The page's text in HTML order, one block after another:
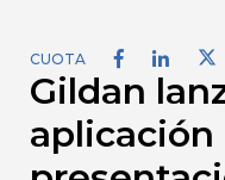
Empleos
Contacto
CUOTA
Gildan
aplicación